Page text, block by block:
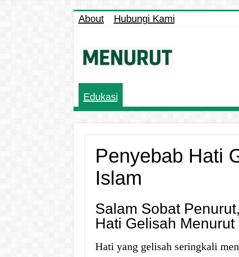
About
Hubungi Kami
Edukasi
Penyebab Hati
Islam
Salam Sobat
Hati Gelisah Menurut
Hati yang gelisah seringkali